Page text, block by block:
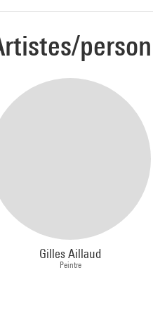
Gilles Aillaud
Peintre